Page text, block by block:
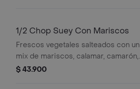
1/2 Chop Suey Con Mariscos
Frescos vegetales salteados con un
mix de mariscos, calamar, camarón,
palmito de cangrejo, trocitos de
$ 43.900